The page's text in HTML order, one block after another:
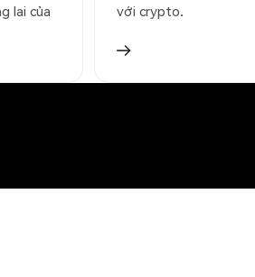
lai của
với crypto.